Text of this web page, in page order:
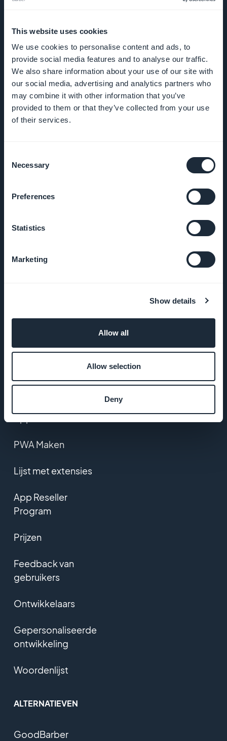
This website uses cookies
We use cookies to personalise content and ads, to
provide social media features and to analyse our traffic.
We also share information about your use of our site with
our social media, advertising and analytics partners who
may combine it with other information that you’ve
provided to them or that they’ve collected from your use
of their services.
Selection
Necessary
Preferences
Statistics
Marketing
Show details
Allow all
Allow selection
Deny
Over ons
Geweldige
ondersteuning
GoodBarber
Algemene
PRODUCT
eCommerce app
App maken
PWA Maken
Lijst met extensies
App Reseller
Program
Prijzen
Feedback van
gebruikers
Ontwikkelaars
Gepersonaliseerde
ontwikkeling
Woordenlijst
ALTERNATIEVEN
GoodBarber